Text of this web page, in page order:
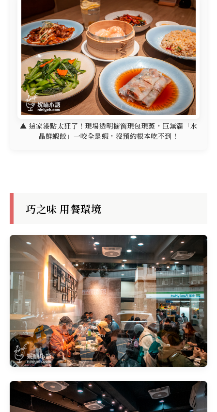
▲ 這家港點太狂了！現場透明櫥窗現包現蒸，巨無霸「水
晶鮮蝦餃」一咬全是蝦，沒預約根本吃不到！
巧之味 用餐環境